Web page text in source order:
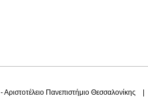
- Αριστοτέλειο Πανεπιστήμιο Θεσσαλονίκης |